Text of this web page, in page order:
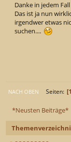
*Neusten Beiträge*
Danke in jedem
Das ist ja nun
irgendwer etwas
suchen....
NACH OBEN Seiten 1